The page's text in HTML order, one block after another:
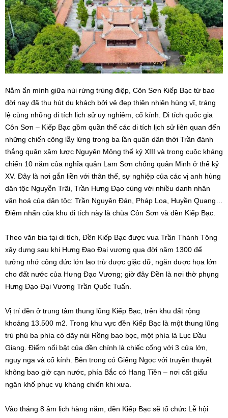
Nằm ẩn mình giữa núi rừng trùng điệp, Côn Sơn Kiếp Bạc từ bao
đời nay đã thu hút du khách bởi vẻ đẹp thiên nhiên hùng vĩ, tráng
lệ cùng những di tích lịch sử uy nghiêm, cổ kính. Di tích quốc gia
Côn Sơn – Kiếp Bạc gồm quần thể các di tích lịch sử liên quan đến
những chiến công lẫy lừng trong ba lần quân dân thời Trần đánh
thắng quân xâm lược Nguyên Mông thế kỷ XIII và trong cuộc kháng
chiến 10 năm của nghĩa quân Lam Sơn chống quân Minh ở thế kỷ
XV. Đây là nơi gắn liền với thân thế, sự nghiệp của các vị anh hùng
dân tộc Nguyễn Trãi, Trần Hưng Đạo cùng với nhiều danh nhân
văn hoá của dân tộc: Trần Nguyên Đán, Pháp Loa, Huyền Quang…
Điểm nhấn của khu di tích này là chùa Côn Sơn và đền Kiếp Bạc.
Theo văn bia tại di tích, Đền Kiếp Bạc được vua Trần Thánh Tông
xây dựng sau khi Hưng Đạo Đại vương qua đời năm 1300 để
tưởng nhớ công đức lớn lao trừ được giặc dữ, ngăn được họa lớn
cho đất nước của Hưng Đạo Vương; giờ đây Đền là nơi thờ phụng
Hưng Đạo Đại Vương Trần Quốc Tuấn.
Vị trí đền ở trung tâm thung lũng Kiếp Bạc, trên khu đất rộng
khoảng 13.500 m2. Trong khu vực đền Kiếp Bạc là một thung lũng
trù phú ba phía có dãy núi Rồng bao bọc, một phía là Lục Đầu
Giang. Điểm nổi bật của đền chính là chiếc cổng với 3 cửa lớn,
nguy nga và cổ kính. Bên trong có Giếng Ngọc với truyền thuyết
không bao giờ cạn nước, phía Bắc có Hang Tiền – nơi cất giấu
ngân khố phục vụ kháng chiến khi xưa.
Vào tháng 8 âm lịch hàng năm, đền Kiếp Bạc sẽ tổ chức Lễ hội